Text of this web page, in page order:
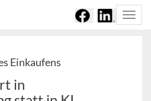
Einkaufens
in